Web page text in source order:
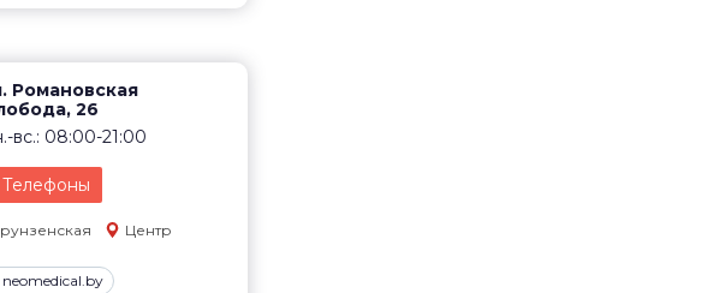
Романовская
26
вс.: 08:00-21:00
Телефоны
Центр
neomedical.by